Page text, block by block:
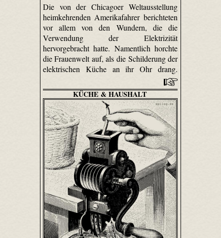
Die von der Chicagoer Weltausstellung
heimkehrenden Amerikafahrer berichteten
vor allem von den Wundern, die die
Verwendung der Elektrizität
hervorgebracht hatte. Namentlich horchte
die Frauenwelt auf, als die Schilderung der
elektrischen Küche an ihr Ohr drang.
KÜCHE & HAUSHALT